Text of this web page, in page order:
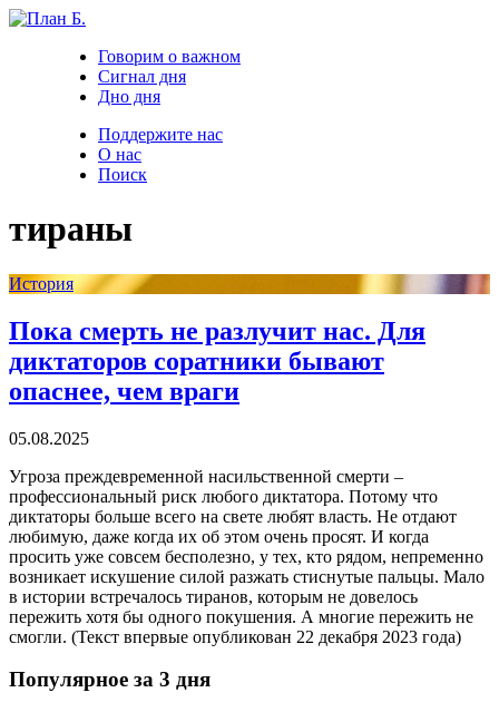
Говорим о важном
Сигнал дня
Дно дня
Поддержите нас
О нас
Поиск
тираны
История
Пока смерть не разлучит нас. Для
диктаторов соратники бывают
опаснее, чем враги
05.08.2025
Угроза преждевременной насильственной смерти –
профессиональный риск любого диктатора. Потому что
диктаторы больше всего на свете любят власть. Не отдают
любимую, даже когда их об этом очень просят. И когда
просить уже совсем бесполезно, у тех, кто рядом, непременно
возникает искушение силой разжать стиснутые пальцы. Мало
в истории встречалось тиранов, которым не довелось
пережить хотя бы одного покушения. А многие пережить не
смогли. (Текст впервые опубликован 22 декабря 2023 года)
Популярное за 3 дня